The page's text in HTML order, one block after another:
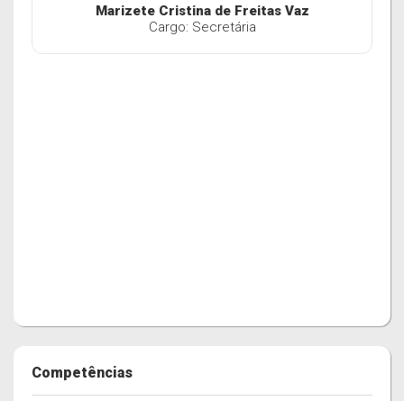
Marizete Cristina de Freitas Vaz
Cargo: Secretária
Competências